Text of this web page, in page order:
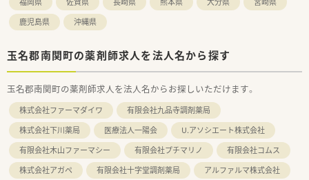
鹿児島県
沖縄県
玉名郡南関町の薬剤師求人を法人名から探す
玉名郡南関町の薬剤師求人を法人名からお探しいただけます。
株式会社ファーマダイワ
有限会社九品寺調剤薬局
株式会社下川薬局
医療法人一陽会
U.アソシエート株式会社
有限会社木山ファーマシー
有限会社プチマリノ
有限会社コムス
株式会社アガペ
有限会社十字堂調剤薬局
アルファルマ株式会社